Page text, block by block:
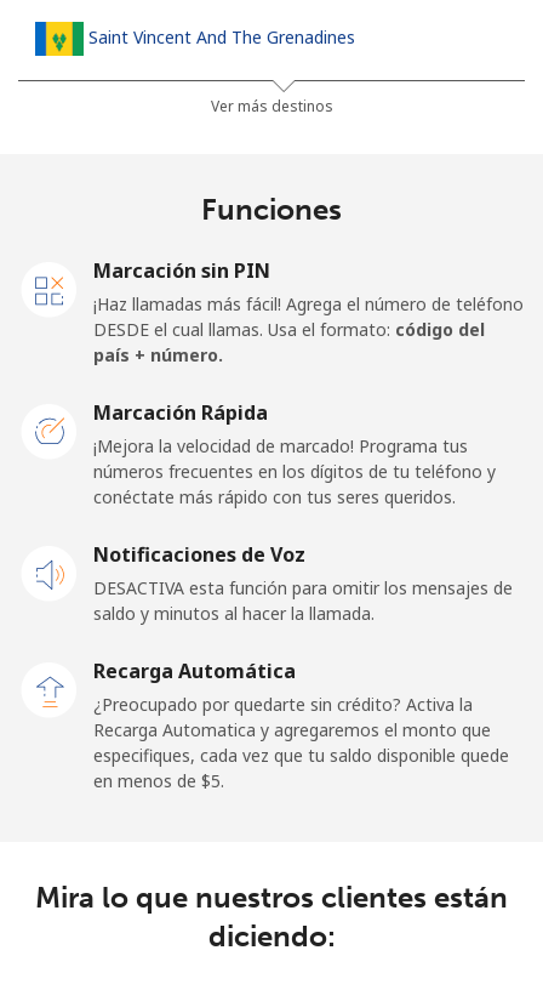
Saint Vincent And The Grenadines
11 min por ⁦$5⁩
Línea fija
⁦199.5c⁩
San Marino
Línea fija ⁦33.9c⁩ 14 min por ⁦$5⁩ -
Sao Tome And Principe
country
⁦319.5c⁩
Saudi Arabia
Ver más destinos
Funciones
Marcación sin PIN
¡Haz llamadas más fácil! Agrega el número de teléfono
DESDE el cual llamas. Usa el formato: código del
país + número.
Marcación Rápida
¡Mejora la velocidad de marcado! Programa tus
números frecuentes en los dígitos de tu teléfono y
conéctate más rápido con tus seres queridos.
Notificaciones de Voz
DESACTIVA esta función para omitir los mensajes de
saldo y minutos al hacer la llamada.
Recarga Automática
¿Preocupado por quedarte sin crédito? Activa la
Recarga Automatica y agregaremos el monto que
especifiques, cada vez que tu saldo disponible quede
en menos de ⁦$5⁩.
Mira lo que nuestros clientes están
diciendo: